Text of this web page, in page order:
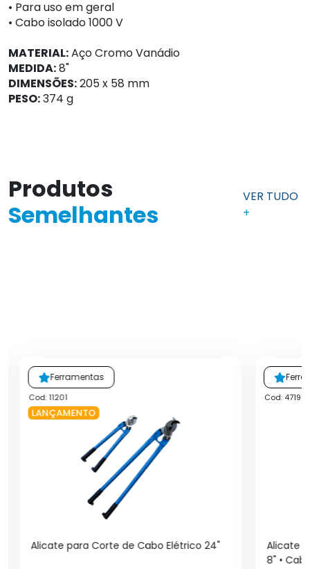
• Para uso em geral
• Cabo isolado 1000 V
MATERIAL:Aço Cromo Vanádio
MEDIDA:8"
DIMENSÕES:205 x 58 mm
PESO:374 g
Produtos
Semelhantes
VER TUDO
+
Ferramentas
LANÇAMENTO
Cod: 11201
Alicate para Corte de Cabo Elétrico 24"
Cod: 4719
Alicate
8" •